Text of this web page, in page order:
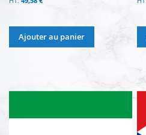
Ajouter au panier